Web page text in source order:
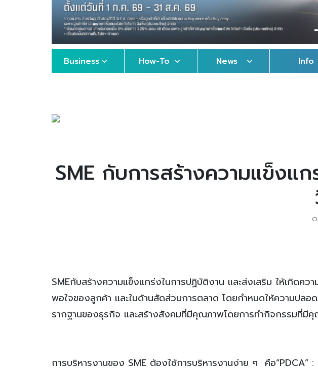
Business How-To News Info
SME กับการสร้างความแข็งแ
SMEกับสร้างความแข็งแกร่งในการปฏิบัติงาน และส่งเสริม ให้เกิดค
พอใจของลูกค้า และในด้านสัดส่วนการตลาด โดยกำหนดให้ความปล
รากฐานของธุรกิจ และสร้างสังคมที่มีคุณภาพโดยการทำกิจกรรมที่มี
การบริหารงานของ SME ต้องใช้การบริหารงานง่าย ๆ คือ